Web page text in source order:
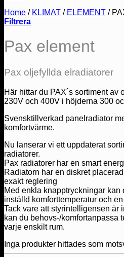
Home / KLIMAT / ELEMENT /
Filtrera
Pax element
Pax oljefyllda elradiatorer
Här hittar du PAX´s sortiment av
230V och 400V i höjderna 300
Svensktillverkad panelradiator
komfortvärme.
Nu lanserar vi ett uppdaterat
radiatorer.
Pax radiatorer har en smart
Radiatorn har en diskret
exakt reglering
Med enkla knapptryckningar
inställd komforttemperatur och
Tack vare att styrintelligensen är
kan du behovs-/komfortanpassa
varje enskilt rum.
Inga produkter hittades som